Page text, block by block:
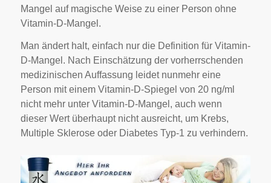
Mangel auf magische Weise zu einer Person ohne
Vitamin-D-Mangel.
Man ändert halt, einfach nur die Definition für Vitamin-
D-Mangel. Nach Einschätzung der vorherrschenden
medizinischen Auffassung leidet nunmehr eine
Person mit einem Vitamin-D-Spiegel von 20 ng/ml
nicht mehr unter Vitamin-D-Mangel, auch wenn
dieser Wert überhaupt nicht ausreicht, um Krebs,
Multiple Sklerose oder Diabetes Typ-1 zu verhindern.